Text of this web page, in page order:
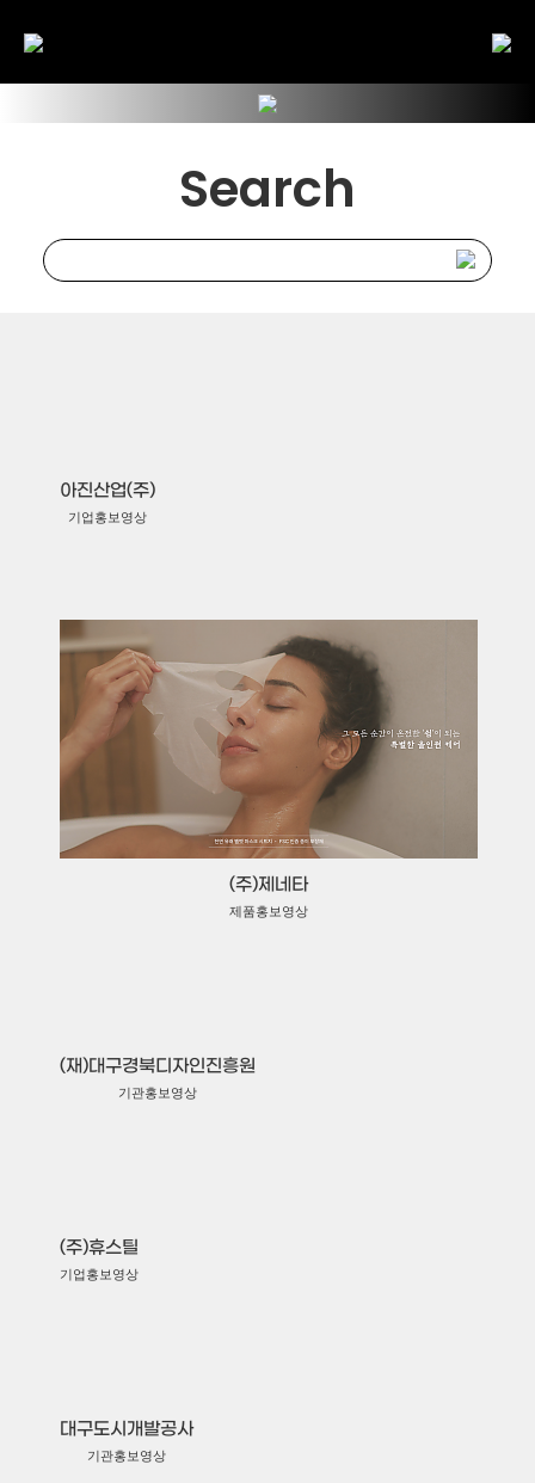
Search
아진산업(주)
기업홍보영상
(주)제네타
제품홍보영상
(재)대구경북디자인진흥원
기관홍보영상
(주)휴스틸
기업홍보영상
대구도시개발공사
기관홍보영상